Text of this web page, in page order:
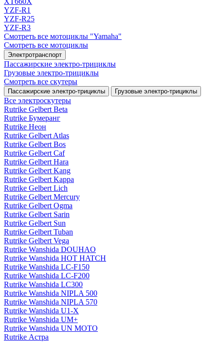
YZF-R1
YZF-R25
YZF-R3
Смотреть все мотоциклы "Yamaha"
Смотреть все мотоциклы
Электротранспорт
Пассажирские электро‑трициклы
Грузовые электро‑трициклы
Смотреть все скутеры
Пассажирские электро‑трициклы Грузовые электро‑трициклы
Все электро­скутеры
Rutrike Gelbert Beta
Rutrike Бумеранг
Rutrike Неон
Rutrike Gelbert Atlas
Rutrike Gelbert Bos
Rutrike Gelbert Caf
Rutrike Gelbert Hara
Rutrike Gelbert Kang
Rutrike Gelbert Kappa
Rutrike Gelbert Lich
Rutrike Gelbert Mercury
Rutrike Gelbert Ogma
Rutrike Gelbert Sarin
Rutrike Gelbert Sun
Rutrike Gelbert Tuban
Rutrike Gelbert Vega
Rutrike Wanshida DOUHAO
Rutrike Wanshida HOT HATCH
Rutrike Wanshida LC-F150
Rutrike Wanshida LC-F200
Rutrike Wanshida LC300
Rutrike Wanshida NIPLA 500
Rutrike Wanshida NIPLA 570
Rutrike Wanshida U1-X
Rutrike Wanshida UM+
Rutrike Wanshida UN MOTO
Rutrike Астра